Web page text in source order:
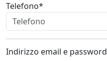
Telefono*
Indirizzo email e password